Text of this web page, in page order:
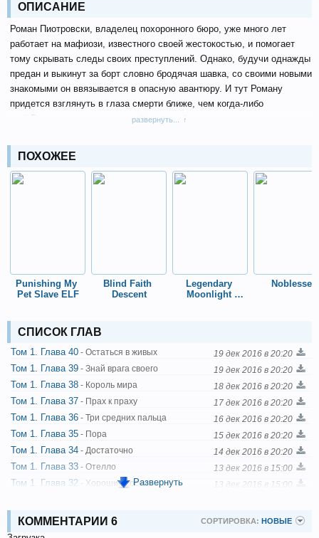
ОПИСАНИЕ
Роман Пиотровски, владелец похоронного бюро, уже много лет
работает на мафиози, известного своей жестокостью, и помогает
тому скрывать следы своих преступлений. Однако, будучи однажды
предан и выкинут за борт словно бродячая шавка, со своими новыми
знакомыми он ввязывается в опасную авантюру. И тут Роману
придется взглянуть в глаза смерти ближе, чем когда-либо
ещё.Главы удалены по просьбе правообладателя.
развернуть...
ПОХОЖЕЕ
Punishing My
Pet Slave ELF
Blind Faith
Descent
Legendary
Moonlight
Noblesse
СПИСОК ГЛАВ
19 дек 2016 в 20:20
Том 1. Глава 40 - Остаться в живых
19 дек 2016 в 20:20
Том 1. Глава 39 - Знай врага своего
18 дек 2016 в 20:20
Том 1. Глава 38 - Король мира
17 дек 2016 в 20:20
Том 1. Глава 37 - Прах к праху
16 дек 2016 в 20:20
Том 1. Глава 36 - Три средних пальца
15 дек 2016 в 20:20
Том 1. Глава 35 - Пора
14 дек 2016 в 20:20
Том 1. Глава 34 - Достаточно
13 дек 2016 в 15:00
Том 1. Глава 33 - Отелло
13 дек 2016 в 15:00
Том 1. Глава 32 - Хорошие соседи
13 дек 2016 в 15:00
Том 1. Глава 30- Разбитая кружка
Том 1. Глава 29
Развернуть
КОММЕНТАРИИ 6 СОРТИРОВКА: НОВЫЕ